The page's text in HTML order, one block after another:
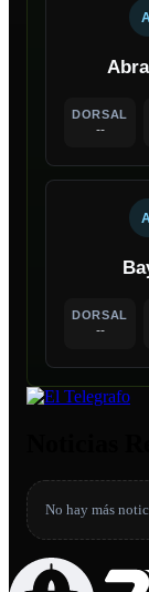
DORSAL
--
DORSAL
--
No hay más